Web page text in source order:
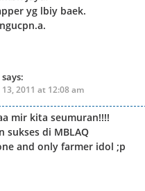
yg lbiy baek.
says:
2011 at 12:08 am
mir kita seumuran!!!!
sukses di MBLAQ
and only farmer idol ;p